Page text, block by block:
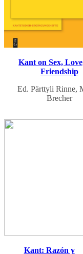
Kant on Sex,
Friendship
Ed. Pärttyli Rinne,
Brecher
Kant: Razón y